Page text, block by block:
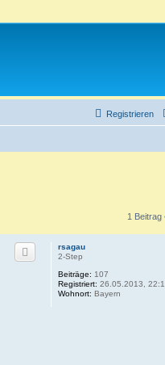
Registrieren
1 Beitrag
rsagau
2-Step
Beiträge: 107
Registriert: 26.05.2013,
Wohnort: Bayern